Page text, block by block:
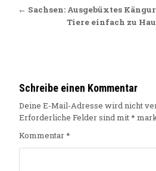
← Sachsen: Ausgebüxtes
Tiere einfach zu
Schreibe einen Kommentar
Deine E-Mail-Adresse wird nicht
Erforderliche Felder sind mit*
Kommentar*